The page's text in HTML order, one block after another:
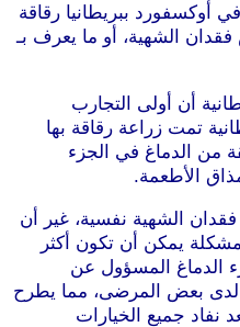
أوكسفورد ببريطانيا رقاقة
الشهية، أو ما يعرف بـ
أن أولى التجارب
تمت زراعة رقاقة بها
من الدماغ في الجزء
الأطعمة.
فقدان الشهية نفسية، غير أن
يمكن أن تكون أكثر
الدماغ المسؤول عن
لدى بعض المرضى، مما يطرح
نفاد جميع الخيارات